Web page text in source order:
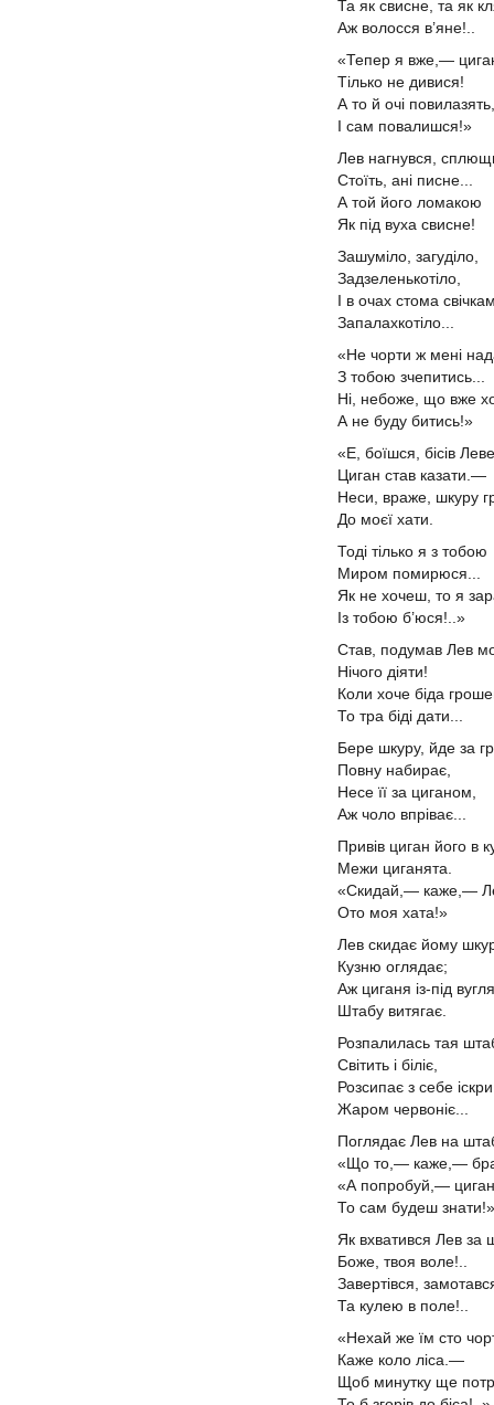
Та як свисне, та як
Аж волосся в’яне!..
«Тепер я вже,—
Тілько не дивися!
А то й очі повилазять,
І сам повалишся!»
Лев нагнувся,
Стоїть, ані писне...
А той його ломакою
Як під вуха свисне!
Зашуміло, загуділо,
Задзеленькотіло,
І в очах стома
Запалахкотіло...
«Не чорти ж мені
З тобою зчепитись...
Ні, небоже, що вже
А не буду битись!»
«Е, боїшся, бісів
Циган став казати.—
Неси, враже, шкуру
До моєї хати.
Тоді тілько я з тобою
Миром помирюся...
Як не хочеш, то я
Із тобою б’юся!..»
Став, подумав Лев
Нічого діяти!
Коли хоче біда
То тра біді дати...
Бере шкуру, йде за
Повну набирає,
Несе її за циганом,
Аж чоло впріває...
Привів циган його в
Межи циганята.
«Скидай,— каже,—
Ото моя хата!»
Лев скидає йому
Кузню оглядає;
Аж циганя із-під
Штабу витягає.
Розпалилась тая
Світить і біліє,
Розсипає з себе
Жаром червоніє...
Поглядає Лев на
«Що то,— каже,—
«А попробуй,—
То сам будеш знати!»
Як вхватився Лев
Боже, твоя воле!..
Завертівся,
Та кулею в поле!..
«Нехай же їм сто
Каже коло ліса.—
Щоб минутку ще